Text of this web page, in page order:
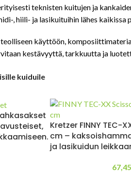
teknisten kuitujen ja
, hiili- ja lasikuituihin lähes kaikissa
käyttöön,
kestävyyttä, tarkkuutta ja
kuiduile
Kretzer FINNY TEC-
cm –
ja lasikuidun